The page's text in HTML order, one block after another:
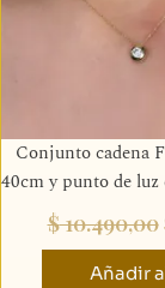
Conjunto cadena
40cm y punto de
$10.490,00
Añadir